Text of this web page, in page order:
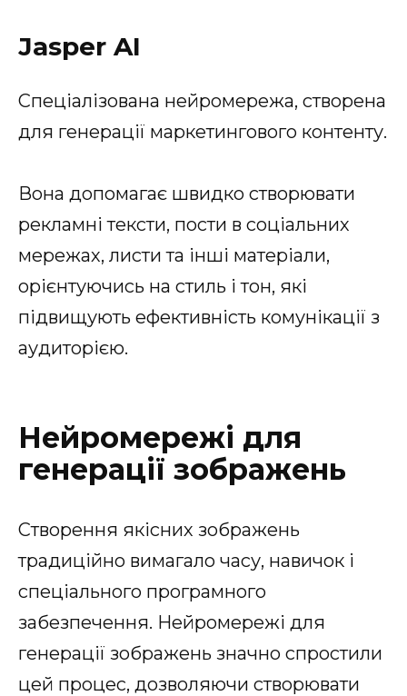
Jasper AI
Спеціалізована нейромережа, створена
для генерації маркетингового контенту.
Вона допомагає швидко створювати
рекламні тексти, пости в соціальних
мережах, листи та інші матеріали,
орієнтуючись на стиль і тон, які
підвищують ефективність комунікації з
аудиторією.
Нейромережі для
генерації зображень
Створення якісних зображень
традиційно вимагало часу, навичок і
спеціального програмного
забезпечення. Нейромережі для
генерації зображень значно спростили
цей процес, дозволяючи створювати